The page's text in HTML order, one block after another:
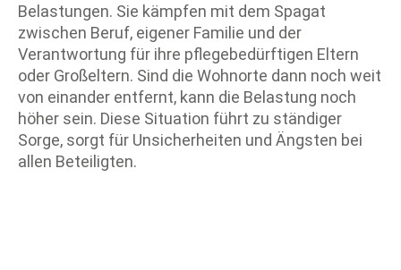
Belastungen. Sie kämpfen mit dem Spagat
zwischen Beruf, eigener Familie und der
Verantwortung für ihre pflegebedürftigen Eltern
oder Großeltern. Sind die Wohnorte dann noch weit
von einander entfernt, kann die Belastung noch
höher sein. Diese Situation führt zu ständiger
Sorge, sorgt für Unsicherheiten und Ängsten bei
allen Beteiligten.